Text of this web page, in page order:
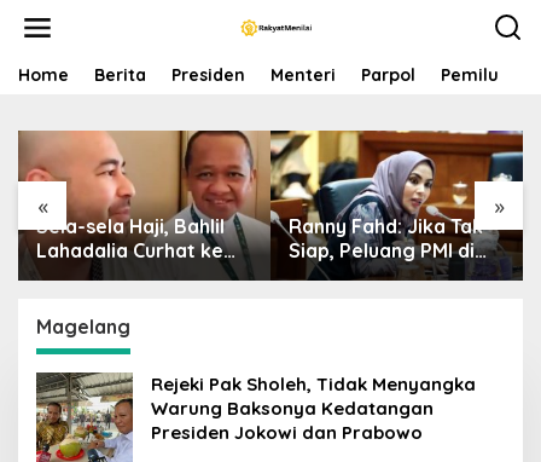
Home Berita Presiden Menteri Parpol Pemilu
« »
Sela-sela Haji, Bahlil
Lahadalia Curhat ke
Raffi Ahmad: Saya
Pencipta Lagu MBG,
Ajak Makan
Ranny Fahd: Jika Tak
Siap, Peluang PMI di
Jepang Bisa Jadi
Magelang
Rejeki Pak Sholeh, Tidak Menyangka
Warung Baksonya Kedatangan
Presiden Jokowi dan Prabowo